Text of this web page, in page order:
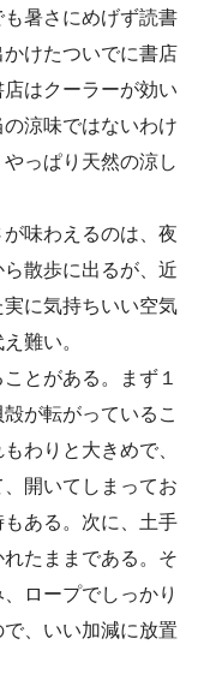
暑さにめげず読書
けたついでに書店
はクーラーが効い
涼味ではないわけ
っぱり天然の涼し
味わえるのは、夜
散歩に出るが、近
に気持ちいい空気
難い。
とがある。まず１
が転がっているこ
わりと大きめで、
開いてしまってお
ある。次に、土手
たままである。そ
ロープでしっかり
、いい加減に放置